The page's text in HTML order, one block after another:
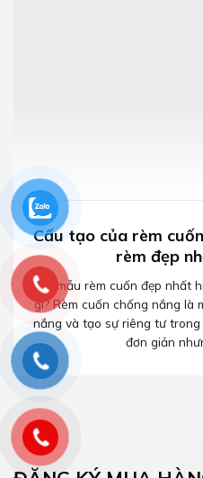
Cấu tạo của rèm
rèm đẹp
Các mẫu rèm cuốn đẹp nhất
gì? Rèm cuốn chống nắng là
nắng và tạo sự riêng tư
đơn giản